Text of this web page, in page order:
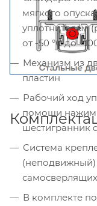
мягкого
уплотнителем
от -50 °С до
Механизм из
пластин
Рабочий ход
помощи
шестигранник
Система
В комплекте